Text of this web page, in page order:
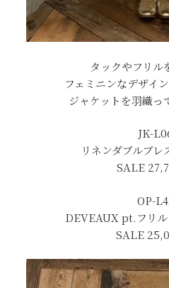
タックやフリル
フェミニンなデザイ
ジャケットを羽織っ
JK-
リネンダブルブレ
SALE
OP-
DEVEAUX pt.フリル
SALE